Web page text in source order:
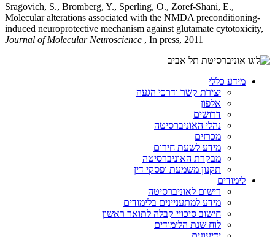
Sragovich, S., Bromberg, Y., Sperling, O., Zoref-Shani, E.,
Molecular alterations associated with the NMDA preconditioning-
induced neuroprotective mechanism against glutamate cytotoxicity,
Journal of Molecular Neuroscience , In press, 2011
מידע כללי
יצירת קשר ודרכי הגעה
אלפון
דרושים
נהלי האוניברסיטה
מכרזים
מידע לשעת חירום
מבקרת האוניברסיטה
תקנון משמעת ופסקי דין
לימודים
רישום לאוניברסיטה
מידע למתעניינים בלימודים
חישוב סיכויי קבלה לתואר ראשון
לוח שנת הלימודים